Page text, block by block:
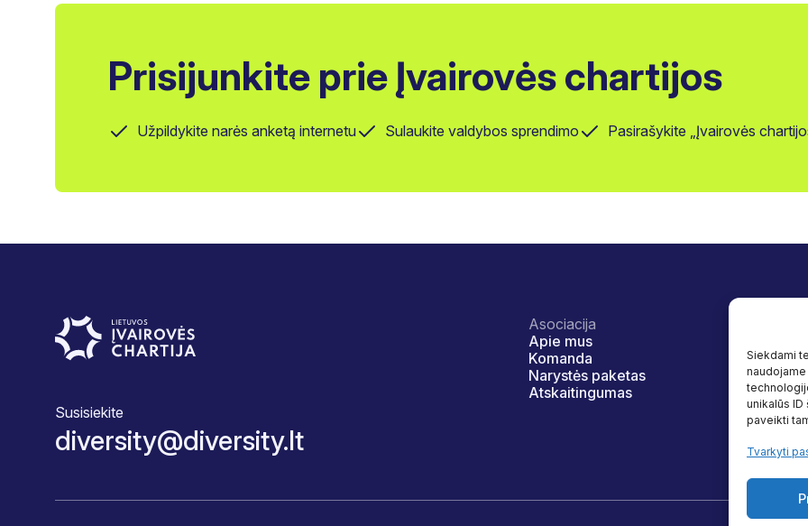
Siekdami
unikalūs
paveikti
Tvarkyti
Prisijunkite prie Įvairovės chartijos
Užpildykite narės anketą internetu Sulaukite valdybos sprendimo Pasirašykite „Įvairovės
Susisiekite
diversity@diversity.lt
Asociacija
Apie mus
Komanda
Narystės paketas
Atskaitingumas
Naudos
Tyrimai
Naudingi